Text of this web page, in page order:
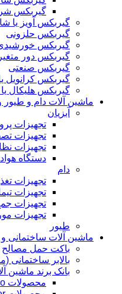
گیربکس
گیربکس آویز یا
گیربکس حلزونی
گیربکس
گیربکس دور متغیر
گیربکس صنعتی
گیربکس کرانویل
گیربکس هلیکال
ماشین آلات دام و طیور
آبزیان
تجهیزات
تجهیزات
تجهیزات
دستگاه
دام
تجهیزات
تجهیزات
تجهیزات
تجهیزات
طیور
ماشین آلات ساختمانی
باکت حمل مصالح
بالابر ساختمانی
بانک برند ماشین
محصولات Atlas Copco